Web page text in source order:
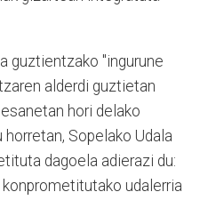
guztientzako "ingurune
alderdi guztietan
hori delako
Sopelako Udala
dagoela adierazi du:
udalerria